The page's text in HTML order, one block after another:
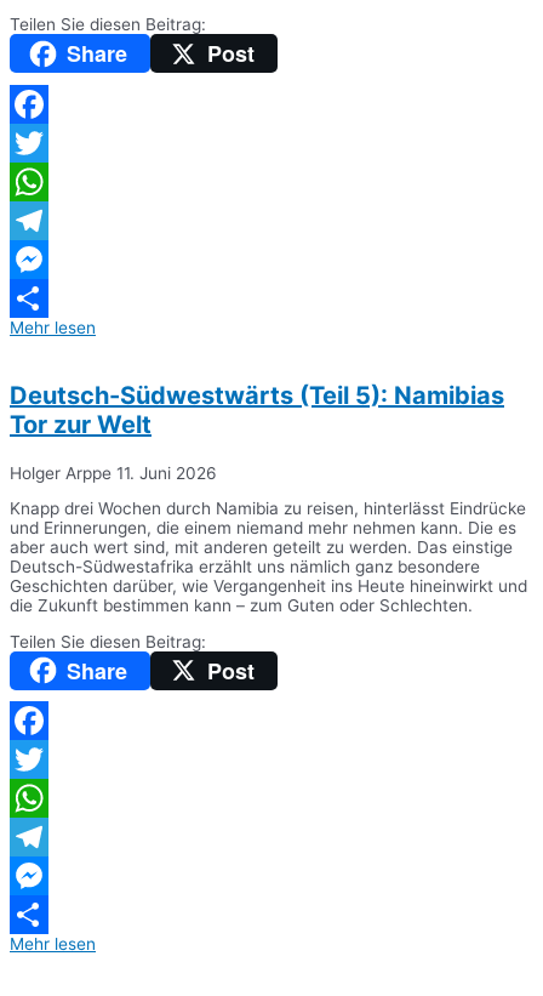
Teilen Sie diesen Beitrag:
Share Post
Facebook
Twitter
WhatsApp
Telegram
Messenger
Teilen
Mehr lesen
Deutsch-Südwestwärts (Teil 5): Namibias
Tor zur Welt
Holger Arppe 11. Juni 2026
Knapp drei Wochen durch Namibia zu reisen, hinterlässt Eindrücke
und Erinnerungen, die einem niemand mehr nehmen kann. Die es
aber auch wert sind, mit anderen geteilt zu werden. Das einstige
Deutsch-Südwestafrika erzählt uns nämlich ganz besondere
Geschichten darüber, wie Vergangenheit ins Heute hineinwirkt und
die Zukunft bestimmen kann – zum Guten oder Schlechten.
Teilen Sie diesen Beitrag:
Share Post
Facebook
Twitter
WhatsApp
Telegram
Messenger
Teilen
Mehr lesen